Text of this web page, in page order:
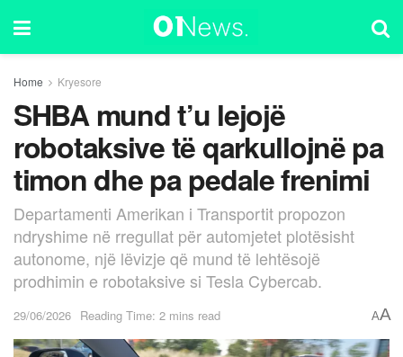
Home Kryesore
SHBA mund t’u lejojë
robotaksive të qarkullojnë pa
timon dhe pa pedale frenimi
Departamenti Amerikan i Transportit propozon
ndryshime në rregullat për automjetet plotësisht
autonome, një lëvizje që mund të lehtësojë
prodhimin e robotaksive si Tesla Cybercab.
29/06/2026 Reading Time: 2 mins read AA